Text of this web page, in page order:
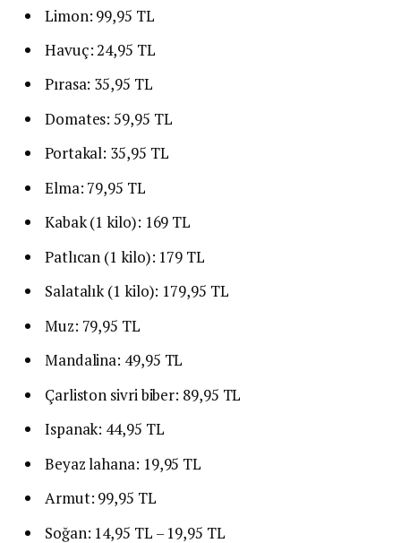
Limon: 99,95 TL
Havuç: 24,95 TL
Pırasa: 35,95 TL
Domates: 59,95 TL
Portakal: 35,95 TL
Elma: 79,95 TL
Kabak (1 kilo): 169 TL
Patlıcan (1 kilo): 179 TL
Salatalık (1 kilo): 179,95 TL
Muz: 79,95 TL
Mandalina: 49,95 TL
Çarliston sivri biber: 89,95 TL
Ispanak: 44,95 TL
Beyaz lahana: 19,95 TL
Armut: 99,95 TL
Soğan: 14,95 TL – 19,95 TL